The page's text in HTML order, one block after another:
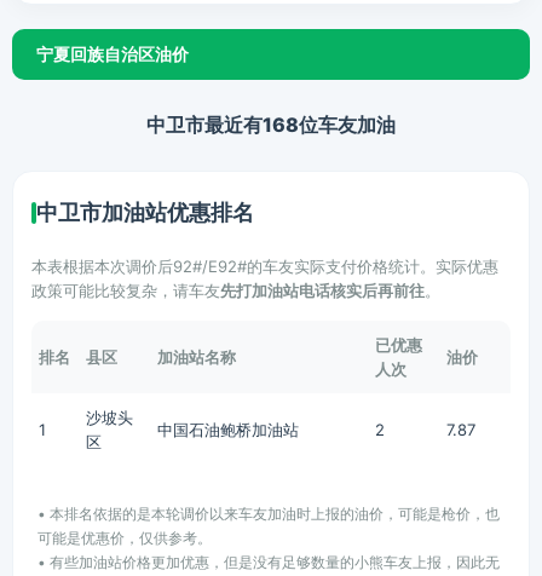
宁夏回族自治区油价
中卫市最近有168位车友加油
中卫市加油站优惠排名
本表根据本次调价后92#/E92#的车友实际支付价格统计。实际优惠
政策可能比较复杂，请车友先打加油站电话核实后再前往。
排名 县区 加油站名称
已优惠
人次
油价
1
沙坡头
区
中国石油鲍桥加油站 2 7.87
• 本排名依据的是本轮调价以来车友加油时上报的油价，可能是枪价，也
可能是优惠价，仅供参考。
• 有些加油站价格更加优惠，但是没有足够数量的小熊车友上报，因此无